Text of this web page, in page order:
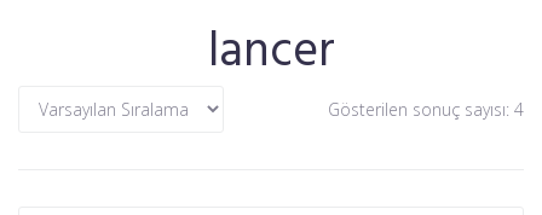
lancer
Gösterilen sonuç sayısı: 4